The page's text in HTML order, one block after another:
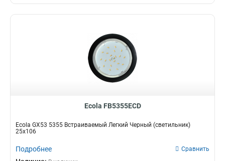
Ecola FB5355ECD
Ecola GX53 5355 Встраиваемый Легкий Черный (светильник)
25x106
Подробнее Сравнить